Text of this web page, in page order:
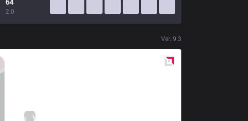
2.0
Ver. 9.3